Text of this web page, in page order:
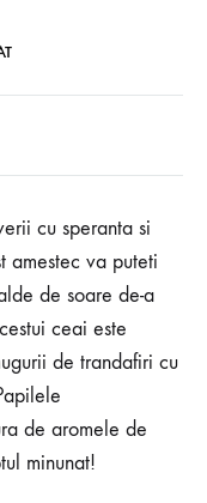
cu speranta si
amestec va puteti
de soare de-a
ceai este
de trandafiri cu
de aromele de
minunat!